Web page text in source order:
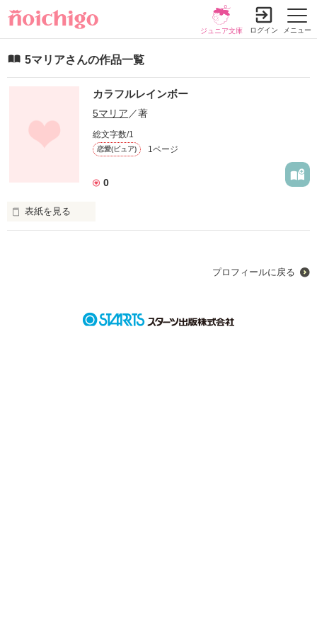
メニュー
ジュニア文庫 ログイン
5マリアさんの作品一覧
カラフルレインボー
5マリア ／著
総文字数/1
恋愛(ピュア) 1ページ
0
表紙を見る
作品を読む
プロフィールに戻る